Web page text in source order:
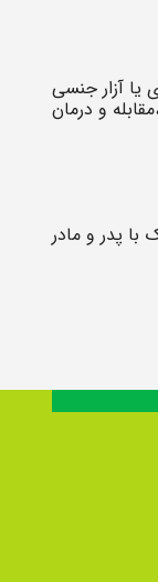
یا آزار جنسی
و درمان
پدر و مادر